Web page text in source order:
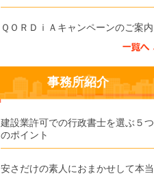
ＱＯＲＤｉＡキャンペーンのご案内
事務所紹介
建設業許可での行政書士を選ぶ５つ
のポイント
安さだけの素人におまかせして本当